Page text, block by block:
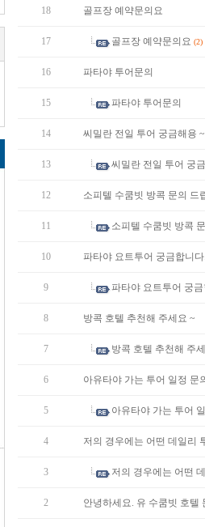
18 골프장 예약문의요
17 골프장 예약문의요 (2)
16 파타야 투어문의
15 파타야 투어문의
14 씨밀란 전일 투어 궁금해용 ~
13 씨밀란 전일 투어 궁
12 소피텔 수쿰빗 방콕 문의 드
11 소피텔 수쿰빗 방콕
10 파타야 요트투어 궁금합니
9 파타야 요트투어 궁
8 방콕 호텔 추천해 주세요 ~
7 방콕 호텔 추천해 주
6 아유타야 가는 투어 일정 문
5 아유타야 가는 투어
4 저의 경우에는 어떤 데일리
3 저의 경우에는 어떤
2 안녕하세요. 유 수쿰빗 호텔